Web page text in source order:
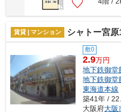
賃貸 | マンション シャトー宮原
敷0
2.9万円
地下鉄御堂
地下鉄御堂
東海道本線
築41年 /
大阪府大阪